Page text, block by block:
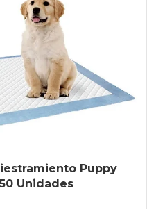
Puppy
Unidades